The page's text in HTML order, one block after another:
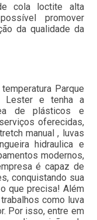
cola loctite alta
promover
da qualidade da
Parque
Lester e tenha a
de plásticos e
oferecidas,
manual , luvas
hidraulica e
modernos,
é capaz de
conquistando sua
que precisa! Além
como luva
Por isso, entre em